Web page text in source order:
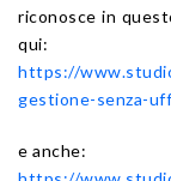
riconosce in
qui:
https://
gestione-senza-
e anche: